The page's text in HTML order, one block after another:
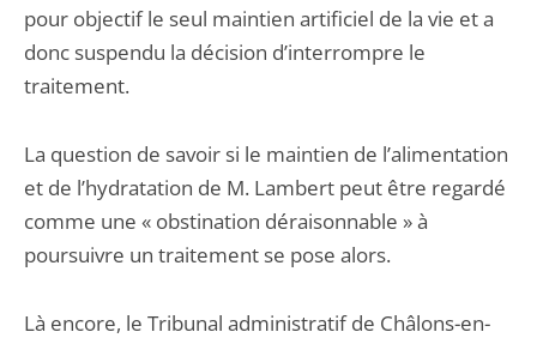
pour objectif le seul maintien artificiel de la vie et a
donc suspendu la décision d’interrompre le
traitement.
La question de savoir si le maintien de l’alimentation
et de l’hydratation de M. Lambert peut être regardé
comme une « obstination déraisonnable » à
poursuivre un traitement se pose alors.
Là encore, le Tribunal administratif de Châlons-en-